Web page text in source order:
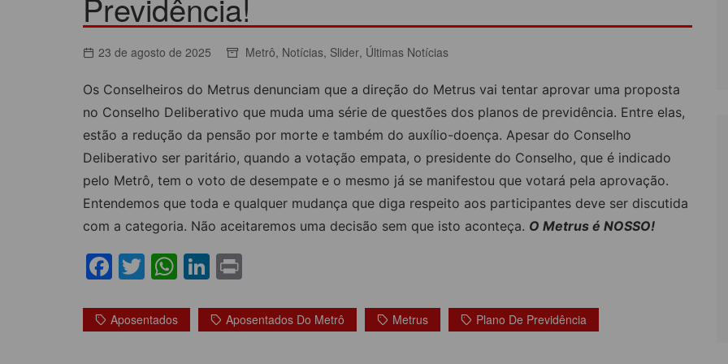
ACORDOS COLETIVOS
DOCUMENTOS
COLÔNIA DE FÉRIAS
ESPORTE, LAZER E
CLASSIFICADOS
OUTRAS PUBLICAÇÕES
23 de agosto de 2025 Metrô, Notícias, Slider, Últimas Notícias
Os Conselheiros do Metrus denunciam que a direção do Metrus vai tentar aprovar uma proposta
no Conselho Deliberativo que muda uma série de questões dos planos de previdência. Entre elas,
estão a redução da pensão por morte e também do auxílio-doença. Apesar do Conselho
Deliberativo ser paritário, quando a votação empata, o presidente do Conselho, que é indicado
pelo Metrô, tem o voto de desempate e o mesmo já se manifestou que votará pela aprovação.
Entendemos que toda e qualquer mudança que diga respeito aos participantes deve ser discutida
com a categoria. Não aceitaremos uma decisão sem que isto aconteça. O Metrus é NOSSO!
F
c
T
itt
W
at
Li
k t
Aposentados Aposentados Do Metrô Metrus Plano De Previdência